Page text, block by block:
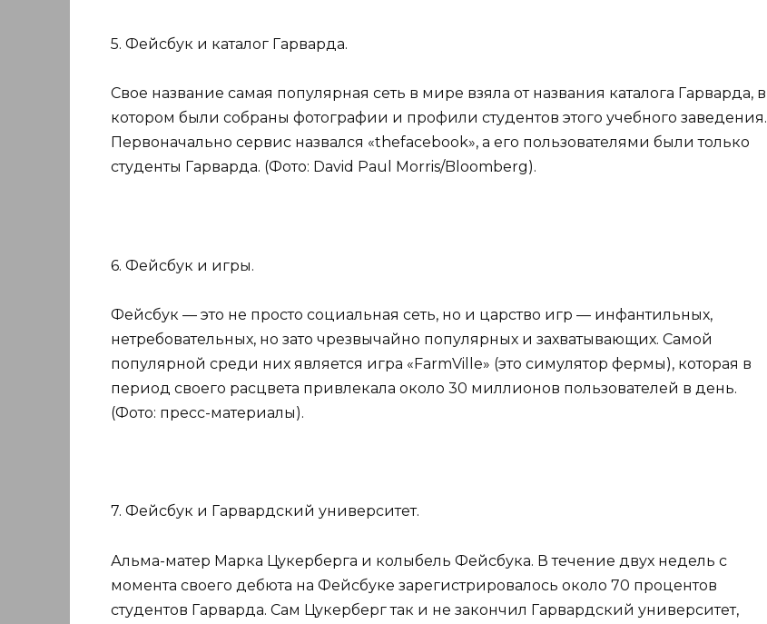
5. Фейсбук и каталог Гарварда.
Свое название самая популярная сеть в мире взяла от названия каталога Гарварда, в
котором были собраны фотографии и профили студентов этого учебного заведения.
Первоначально сервис назвался «thefacebook», а его пользователями были только
студенты Гарварда. (Фото: David Paul Morris/Bloomberg).
6. Фейсбук и игры.
Фейсбук — это не просто социальная сеть, но и царство игр — инфантильных,
нетребовательных, но зато чрезвычайно популярных и захватывающих. Самой
популярной среди них является игра «FarmVille» (это симулятор фермы), которая в
период своего расцвета привлекала около 30 миллионов пользователей в день.
(Фото: пресс-материалы).
7. Фейсбук и Гарвардский университет.
Альма-матер Марка Цукерберга и колыбель Фейсбука. В течение двух недель с
момента своего дебюта на Фейсбуке зарегистрировалось около 70 процентов
студентов Гарварда. Сам Цукерберг так и не закончил Гарвардский университет,